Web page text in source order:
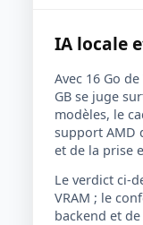
IA locale
Avec 16 Go de
GB se juge
modèles, le
support AMD
et de la prise
Le verdict ci-
VRAM ; le
backend et